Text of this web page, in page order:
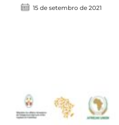
15 de setembro de 2021